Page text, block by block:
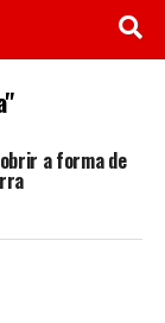
a forma de